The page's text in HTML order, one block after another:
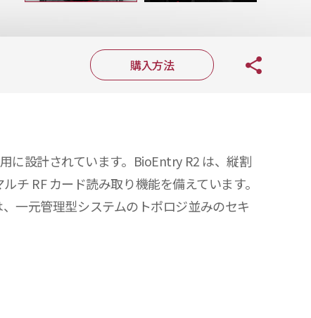
購入方法
に設計されています。BioEntry R2 は、縦割
チ RF カード読み取り機能を備えています。
一元管理型システムのトポロジ並みのセキ